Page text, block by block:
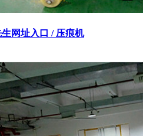
网址入口 / 压痕机